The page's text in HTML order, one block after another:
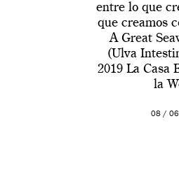
entre lo que
que creamos
A Great
(Ulva
2019 La Casa
la
08 /